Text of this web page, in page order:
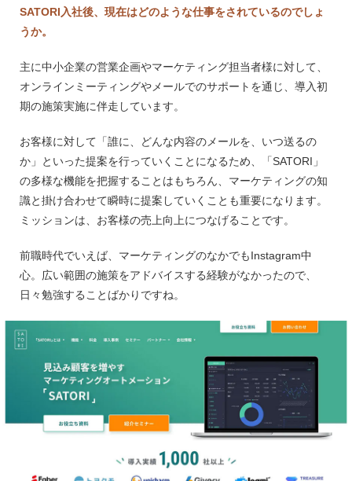
SATORI入社後、現在はどのような仕事をされているのでしょ
うか。
主に中小企業の営業企画やマーケティング担当者様に対して、
オンラインミーティングやメールでのサポートを通じ、導入初
期の施策実施に伴走しています。
お客様に対して「誰に、どんな内容のメールを、いつ送るの
か」といった提案を行っていくことになるため、「SATORI」
の多様な機能を把握することはもちろん、マーケティングの知
識と掛け合わせて瞬時に提案していくことも重要になります。
ミッションは、お客様の売上向上につなげることです。
前職時代でいえば、マーケティングのなかでもInstagram中
心。広い範囲の施策をアドバイスする経験がなかったので、
日々勉強することばかりですね。